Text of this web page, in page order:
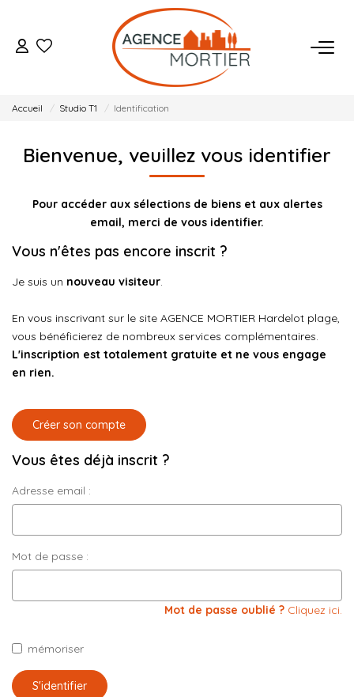
ACHETER
BIENS VENDUS
NOTRE AGENCE
Qui Sommes Nous
Notre Équipe
Nos Actualités
03.21.91.82.86
Accueil Studio T1 Identification
Bienvenue, veuillez vous identifier
Pour accéder aux sélections de biens et aux alertes
email, merci de vous identifier.
Vous n'êtes pas encore inscrit ?
Je suis un nouveau visiteur.
En vous inscrivant sur le site AGENCE MORTIER Hardelot plage,
vous bénéficierez de nombreux services complémentaires.
L'inscription est totalement gratuite et ne vous engage
en rien.
Créer son compte
Vous êtes déjà inscrit ?
Adresse email :
Mot de passe :
Mot de passe oublié ? Cliquez ici.
mémoriser
S'identifier